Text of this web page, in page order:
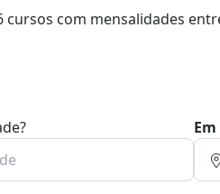
cursos com mensalidades